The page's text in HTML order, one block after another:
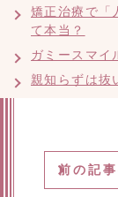
矯正治療で「
て本当？
ガミースマイ
親知らずは抜
前の記